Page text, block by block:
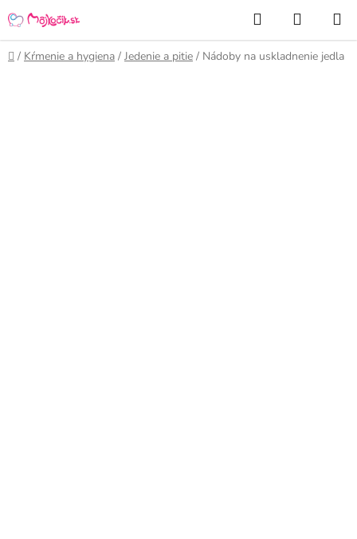
na
obsah
Hľadať
KOŠÍK
Domov
/ Kŕmenie a hygiena / Jedenie a pitie / Nádoby na uskladnenie jedla